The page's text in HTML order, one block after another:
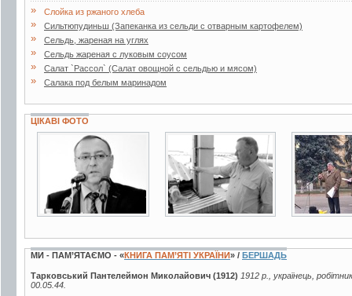
» Слойка из ржаного хлеба
» Сильтюпудиньш (Запеканка из сельди с отварным картофелем)
» Сельдь, жареная на углях
» Сельдь жареная с луковым соусом
» Салат `Рассол` (Салат овощной с сельдью и мясом)
» Салака под белым маринадом
ЦІКАВІ ФОТО
6 фото 3 фото
МИ - ПАМ’ЯТАЄМО - «КНИГА ПАМ’ЯТІ УКРАЇНИ» / БЕРШАДЬ
Тарковський Пантелеймон Миколайович (1912) 1912 р., українець,
00.05.44.